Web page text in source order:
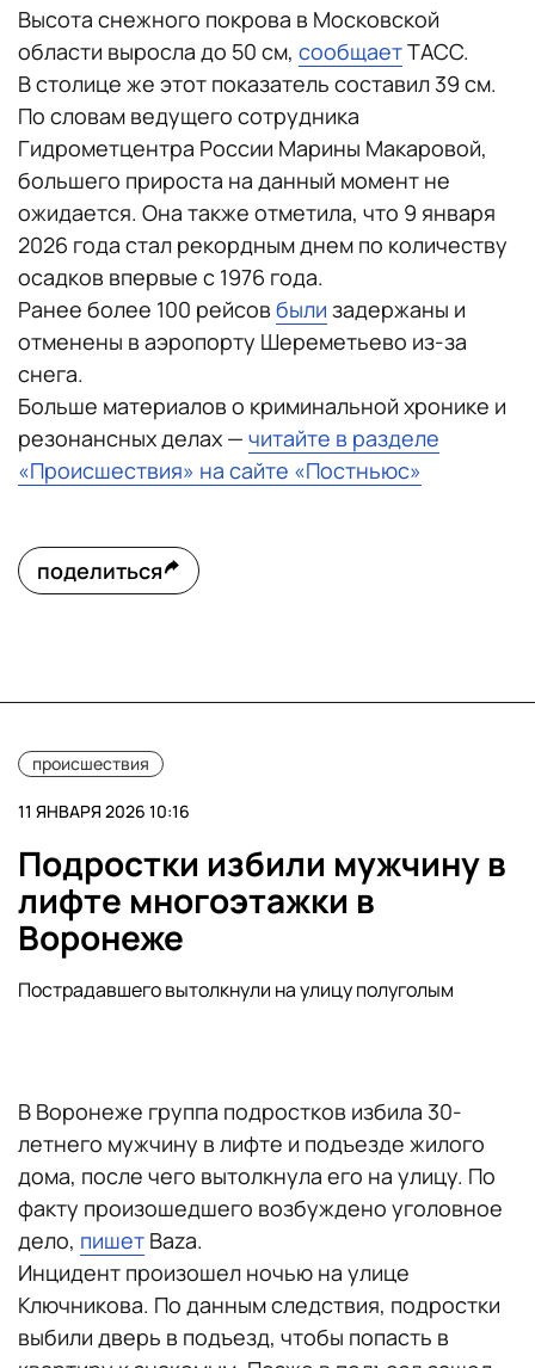
Высота снежного покрова в Московской
области выросла до 50 см, сообщаетТАСС.
В столице же этот показатель составил 39 см.
По словам ведущего сотрудника
Гидрометцентра России Марины Макаровой,
большего прироста на данный момент не
ожидается. Она также отметила, что 9 января
2026 года стал рекордным днем по количеству
осадков впервые с 1976 года.
Ранее более 100 рейсов были задержаны и
отменены в аэропорту Шереметьево из-за
снега.
Больше материалов о криминальной хронике и
резонансных делах — читайте в разделе
«Происшествия» на сайте «Постньюс»
поделиться
происшествия
11 ЯНВАРЯ 2026 10:16
Подростки избили мужчину в
лифте многоэтажки в
Воронеже
Пострадавшего вытолкнули на улицу полуголым
В Воронеже группа подростков избила 30-
летнего мужчину в лифте и подъезде жилого
дома, после чего вытолкнула его на улицу. По
факту произошедшего возбуждено уголовное
дело, пишет Baza.
Инцидент произошел ночью на улице
Ключникова. По данным следствия, подростки
выбили дверь в подъезд, чтобы попасть в